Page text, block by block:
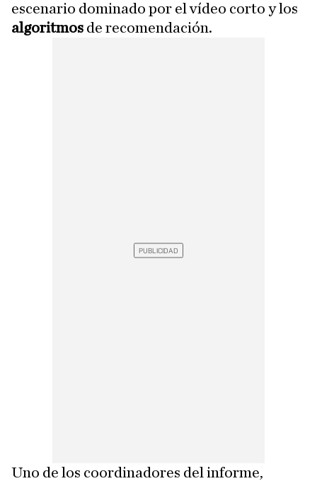
escenario dominado por el vídeo corto y los
algoritmos de recomendación.
Uno de los coordinadores del informe,